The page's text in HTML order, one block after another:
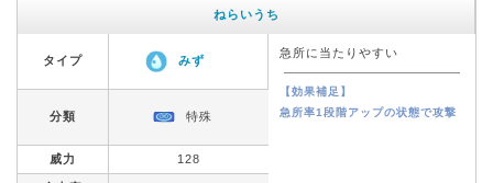
ねらいうち
タイプ みず
急所に当たりやすい
【効果補足】
急所率1段階アップの状態で攻撃
分類 特殊
威力 128